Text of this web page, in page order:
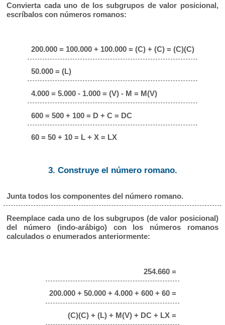
Convierta cada uno de los subgrupos de valor posicional,
escríbalos con números romanos:
200.000 = 100.000 + 100.000 = (C) + (C) = (C)(C)
50.000 = (L)
4.000 = 5.000 - 1.000 = (V) - M = M(V)
600 = 500 + 100 = D + C = DC
60 = 50 + 10 = L + X = LX
3. Construye el número romano.
Junta todos los componentes del número romano.
Reemplace cada uno de los subgrupos (de valor posicional)
del número (indo-arábigo) con los números romanos
calculados o enumerados anteriormente:
254.660 =
200.000 + 50.000 + 4.000 + 600 + 60 =
(C)(C) + (L) + M(V) + DC + LX =